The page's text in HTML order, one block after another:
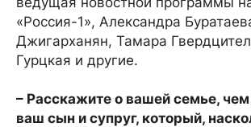
«Россия-1», Александра
Джигарханян, Тамара
Гурцкая и другие.
– Расскажите о вашей семье,
ваш сын и супруг, который,